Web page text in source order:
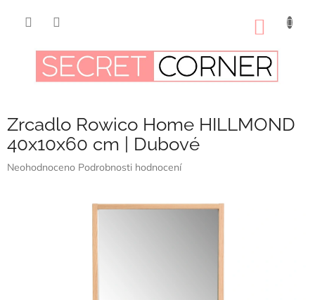
Zrcadlo Rowico Home HILLMOND
40x10x60 cm | Dubové
Průměrné
Neohodnoceno Podrobnosti hodnocení